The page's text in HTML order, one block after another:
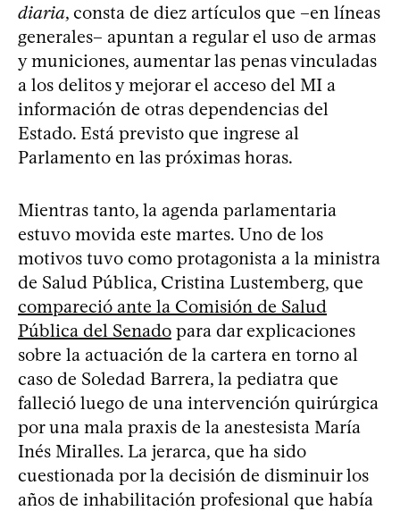
diaria, consta de diez artículos que –en líneas
generales– apuntan a regular el uso de armas
y municiones, aumentar las penas vinculadas
a los delitos y mejorar el acceso del MI a
información de otras dependencias del
Estado. Está previsto que ingrese al
Parlamento en las próximas horas.
Mientras tanto, la agenda parlamentaria
estuvo movida este martes. Uno de los
motivos tuvo como protagonista a la ministra
de Salud Pública, Cristina Lustemberg, que
compareció ante la Comisión de Salud
Pública del Senado para dar explicaciones
sobre la actuación de la cartera en torno al
caso de Soledad Barrera, la pediatra que
falleció luego de una intervención quirúrgica
por una mala praxis de la anestesista María
Inés Miralles. La jerarca, que ha sido
cuestionada por la decisión de disminuir los
años de inhabilitación profesional que había